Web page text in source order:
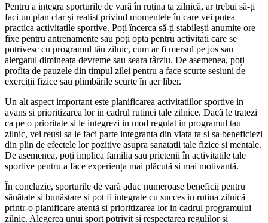
Pentru a integra sporturile de vară în rutina ta zilnică, ar trebui să-ți
faci un plan clar și realist privind momentele în care vei putea
practica activitatile sportive. Poți încerca să-ți stabilești anumite ore
fixe pentru antrenamente sau poți opta pentru activitati care se
potrivesc cu programul tău zilnic, cum ar fi mersul pe jos sau
alergatul dimineața devreme sau seara târziu. De asemenea, poți
profita de pauzele din timpul zilei pentru a face scurte sesiuni de
exerciții fizice sau plimbările scurte în aer liber.
Un alt aspect important este planificarea activitatiilor sportive in
avans si prioritizarea lor in cadrul rutinei tale zilnice. Dacã le tratezi
ca pe o prioritate si le integrezi in mod regulat in programul tau
zilnic, vei reusi sa le faci parte integranta din viata ta si sa beneficiezi
din plin de efectele lor pozitive asupra sanatatii tale fizice si mentale.
De asemenea, poți implica familia sau prietenii în activitatile tale
sportive pentru a face experiența mai plãcutã si mai motivantã.
În concluzie, sporturile de varã aduc numeroase beneficii pentru
sãnãtate si bunãstare si pot fi integrate cu succes in rutina zilnicã
printr-o planificare atentã si prioritizarea lor in cadrul programului
zilnic. Alegerea unui sport potrivit si respectarea regulilor si